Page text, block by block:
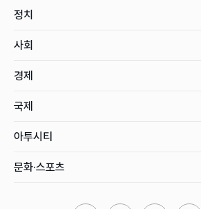
정치
사회
경제
국제
아투시티
문화·스포츠